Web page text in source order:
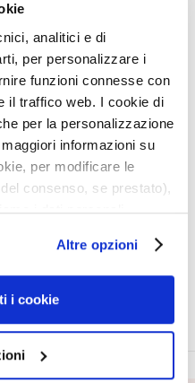
analitici e di
per personalizzare i
funzioni connesse con
il traffico web. I cookie di
per la personalizzazione
informazioni su
per modificare le
consenso, se prestato),
i dati personali –
l’informativa privacy
qualora clicchi su
non sarà installato
tutti i cookie”,
di tutti i cookie
Altre opzioni
i cookie